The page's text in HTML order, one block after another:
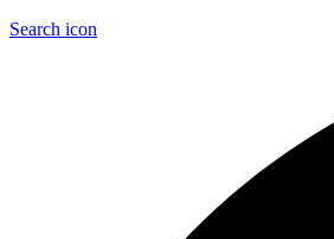
Search icon